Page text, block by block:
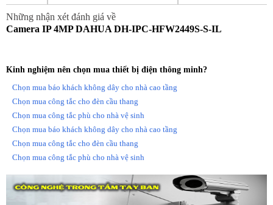
– Chất liệu kim loại
– Xuất xứ: Trung Quốc.
– Bảo hành: 24 tháng.
mới nhất, xin vui lòng liên hệ 0981.355.809để được hỗ trợ
http://trungtamdienthongminh.com
Tags: Camera dahua Camera ghi hình
Camera an ninh
Camera quan sát
Những nhận xét đánh giá về
Camera IP 4MP DAHUA DH-IPC-HFW2449S-S-IL
Kinh nghiệm nên chọn mua thiết bị điện thông minh?
Chọn mua báo khách không dây cho nhà cao tầng
Chọn mua công tắc cho đèn cầu thang
Chọn mua công tắc phù cho nhà vệ sinh
Chọn mua báo khách không dây cho nhà cao tầng
Chọn mua công tắc cho đèn cầu thang
Chọn mua công tắc phù cho nhà vệ sinh